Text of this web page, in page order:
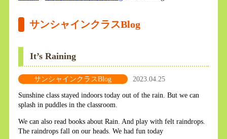
サンシャインクラスBlog
It’s Raining
サンシャインクラスBlog 2023.04.25
Sunshine class stayed indoors today out of the rain. But we can
splash in puddles in the classroom.
We can also read books about Rain. And play with felt raindrops.
The raindrops fall on our heads. We had fun today